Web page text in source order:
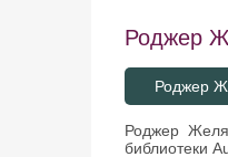
Роджер
Роджер
Роджер
библиотеки